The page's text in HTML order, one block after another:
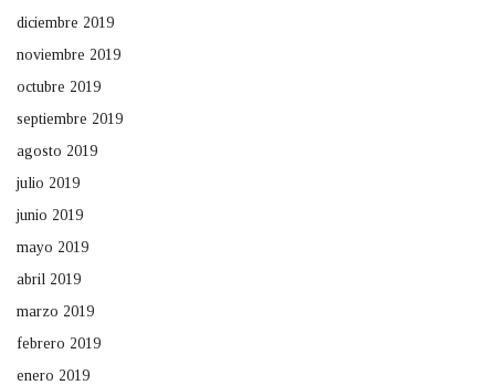
diciembre 2019
noviembre 2019
octubre 2019
septiembre 2019
agosto 2019
julio 2019
junio 2019
mayo 2019
abril 2019
marzo 2019
febrero 2019
enero 2019